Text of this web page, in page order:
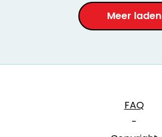
Meer laden
FAQ
-